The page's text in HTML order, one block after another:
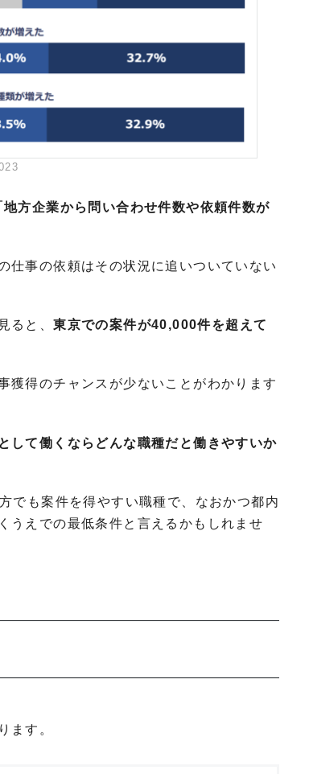
地方企業から問い合わせ件数や依頼件数が
仕事の依頼はその状況に追いついていない
ると、東京での案件が40,000件を超えて
獲得のチャンスが少ないことがわかります
して働くならどんな職種だと働きやすいか
でも案件を得やすい職種で、なおかつ都内
うえでの最低条件と言えるかもしれませ
ます。